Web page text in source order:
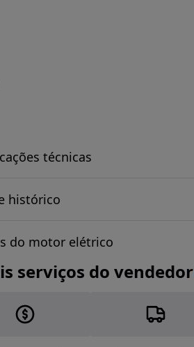
técnicas
histórico
do motor elétrico
serviços do vendedor